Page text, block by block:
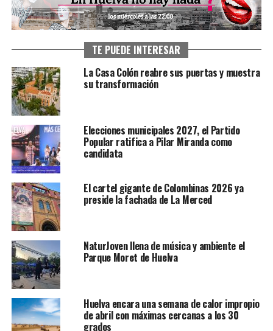
TE PUEDE INTERESAR
La Casa Colón reabre sus puertas y muestra
su transformación
Elecciones municipales 2027, el Partido
Popular ratifica a Pilar Miranda como
candidata
El cartel gigante de Colombinas 2026 ya
preside la fachada de La Merced
NaturJoven llena de música y ambiente el
Parque Moret de Huelva
Huelva encara una semana de calor impropio
de abril con máximas cercanas a los 30
grados